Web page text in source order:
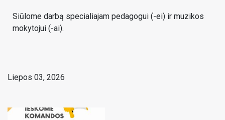
Siūlome darbą specialiajam pedagogui (-ei) ir muzikos
mokytojui (-ai).
Liepos 03, 2026